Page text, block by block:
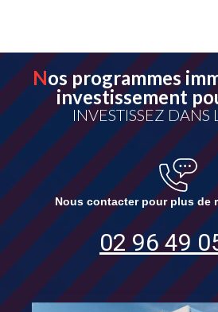
Nos programmes immobiliers : Un
investissement
INVESTISSEZ DANS
Nous contacter pour plus de
02 96 49